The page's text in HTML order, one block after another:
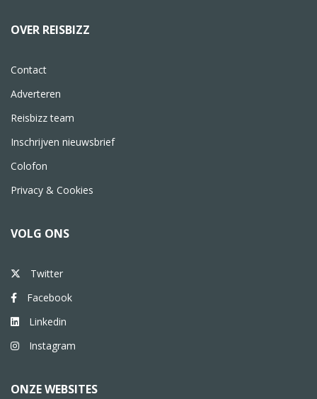
OVER REISBIZZ
Contact
Adverteren
Reisbizz team
Inschrijven nieuwsbrief
Colofon
Privacy & Cookies
VOLG ONS
Twitter
Facebook
Linkedin
Instagram
ONZE WEBSITES